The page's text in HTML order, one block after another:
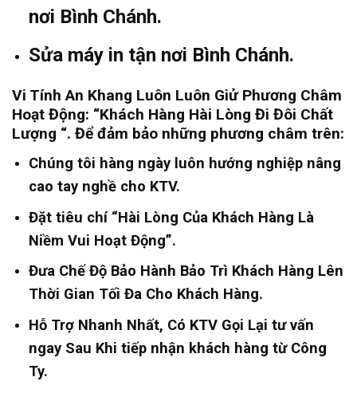
nơi Bình Chánh.
Sửa máy in tận nơi Bình Chánh.
Vi Tính An Khang Luôn Luôn Giử Phương Châm
Hoạt Động: “Khách Hàng Hài Lòng Đi Đôi Chất
Lượng “. Để đảm bảo những phương châm trên:
Chúng tôi hàng ngày luôn hướng nghiệp nâng
cao tay nghề cho KTV.
Đặt tiêu chí “Hài Lòng Của Khách Hàng Là
Niềm Vui Hoạt Động”.
Đưa Chế Độ Bảo Hành Bảo Trì Khách Hàng Lên
Thời Gian Tối Đa Cho Khách Hàng.
Hỗ Trợ Nhanh Nhất, Có KTV Gọi Lại tư vấn
ngay Sau Khi tiếp nhận khách hàng từ Công
Ty.